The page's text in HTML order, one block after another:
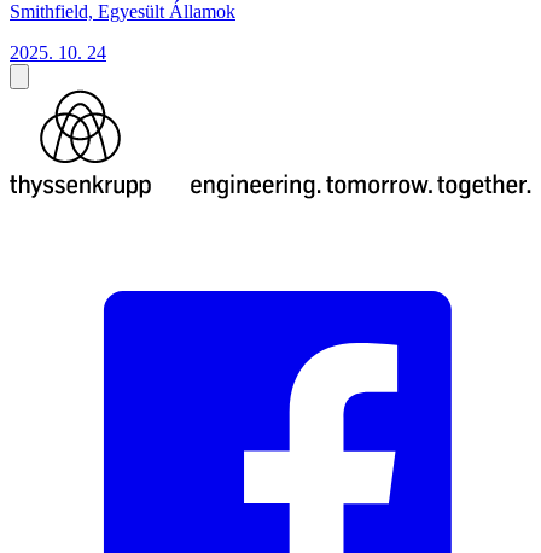
Smithfield, Egyesült Államok
2025. 10. 24